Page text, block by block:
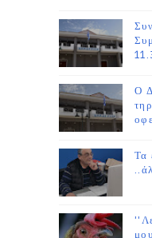
Ο
Τα